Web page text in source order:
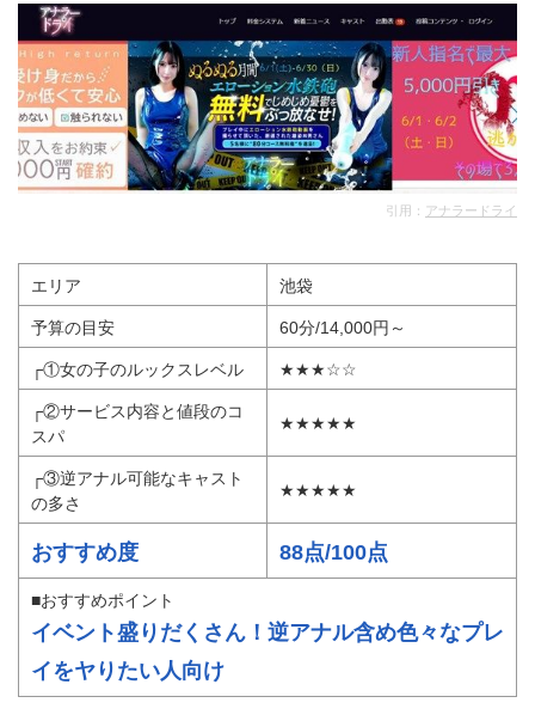
引用： アナラードライ
エリア 池袋
予算の目安 60分/14,000円～
┌①女の子のルックスレベル ★★★☆☆
┌②サービス内容と値段のコ
スパ
★★★★★
┌③逆アナル可能なキャスト
の多さ
★★★★★
おすすめ度 88点/100点
■おすすめポイント
イベント盛りだくさん！逆アナル含め色々なプレ
イをヤりたい人向け